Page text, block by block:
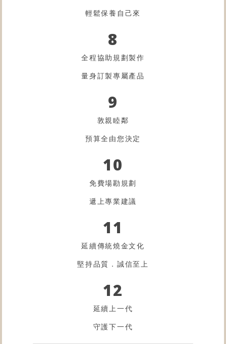
輕鬆保養自己來
8
全程協助規劃製作
量身訂製專屬產品
9
敦親睦鄰
預算全由您決定
10
免費場勘規劃
遞上專業建議
11
延續傳統燒金文化
堅持品質．誠信至上
12
延續上一代
守護下一代